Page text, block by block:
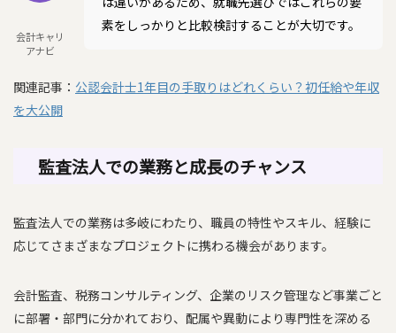
会計キャリ
アナビ
素をしっかりと比較検討することが大切です。
関連記事： 公認会計士1年目の手取りはどれくらい？初任給や年収
を大公開
監査法人での業務と成長のチャンス
監査法人での業務は多岐にわたり、職員の特性やスキル、経験に
応じてさまざまなプロジェクトに携わる機会があります。
会計監査、税務コンサルティング、企業のリスク管理など事業ごと
に部署・部門に分かれており、配属や異動により専門性を深める